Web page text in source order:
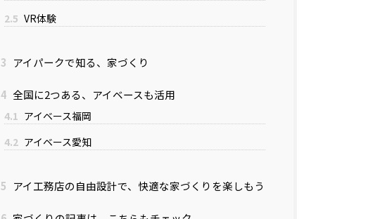
2.5 VR体験
3 アイパークで知る、家づくり
4 全国に2つある、アイベースも活用
4.1 アイベース福岡
4.2 アイベース愛知
5 アイ工務店の自由設計で、快適な家づくりを楽しもう